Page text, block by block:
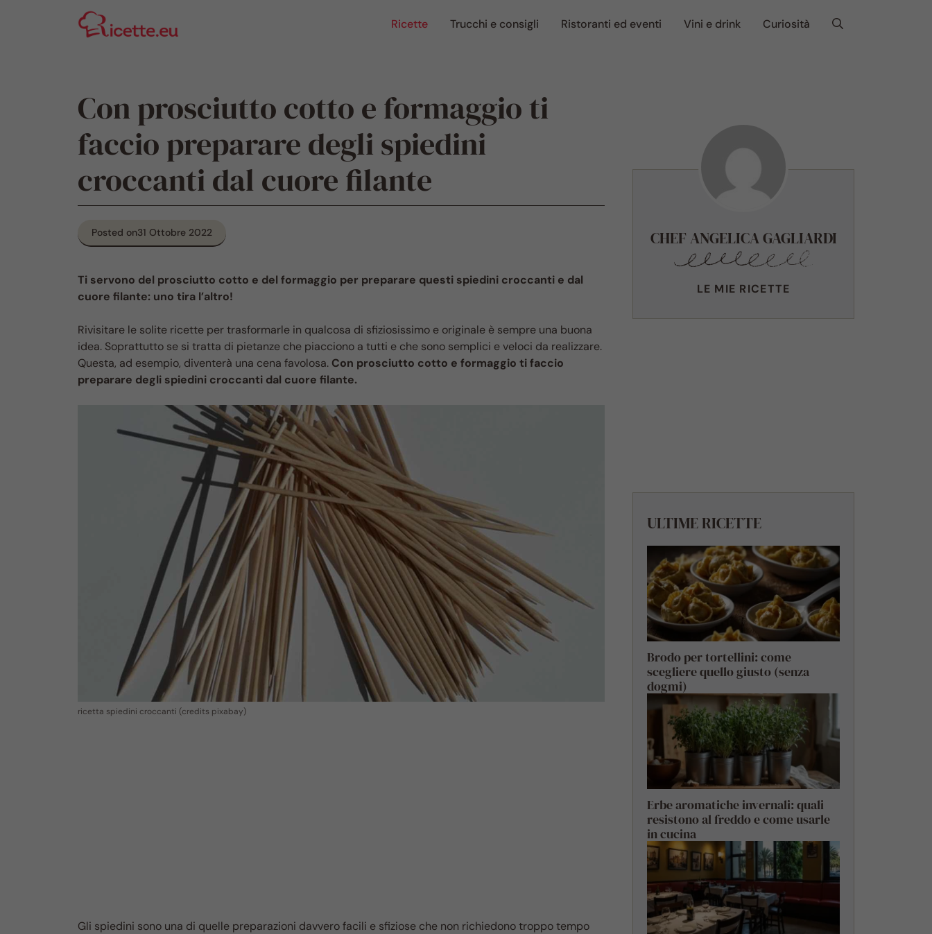
Ricette Trucchi e consigli Ristoranti ed eventi Vini e drink Curiosità
Con prosciutto cotto e formaggio ti
faccio preparare degli spiedini
croccanti dal cuore filante
Posted on31 Ottobre 2022
Ti servono del prosciutto cotto e del formaggio per preparare questi spiedini croccanti e dal
cuore filante: uno tira l’altro!
Rivisitare le solite ricette per trasformarle in qualcosa di sfiziosissimo e originale è sempre una buona
idea. Soprattutto se si tratta di pietanze che piacciono a tutti e che sono semplici e veloci da realizzare.
Questa, ad esempio, diventerà una cena favolosa. Con prosciutto cotto e formaggio ti faccio
preparare degli spiedini croccanti dal cuore filante.
ricetta spiedini croccanti (credits pixabay)
Gli spiedini sono una di quelle preparazioni davvero facili e sfiziose che non richiedono troppo tempo
CHEF ANGELICA GAGLIARDI
LE MIE RICETTE
ULTIME RICETTE
Brodo per tortellini: come
scegliere quello giusto (senza
dogmi)
Erbe aromatiche invernali: quali
resistono al freddo e come usarle
in cucina